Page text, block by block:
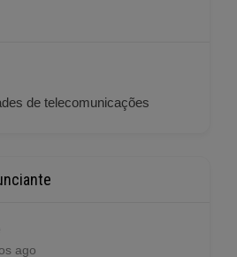
de telecomunicações
ago